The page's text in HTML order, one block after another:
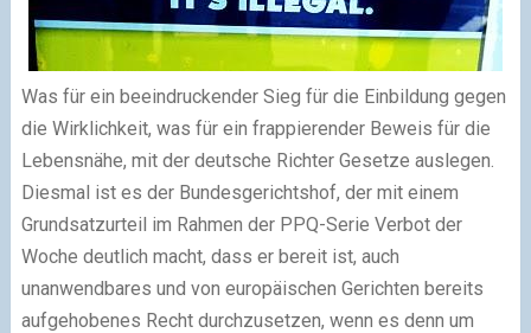
Was für ein beeindruckender Sieg für die Einbildung gegen
die Wirklichkeit, was für ein frappierender Beweis für die
Lebensnähe, mit der deutsche Richter Gesetze auslegen.
Diesmal ist es der Bundesgerichtshof, der mit einem
Grundsatzurteil im Rahmen der PPQ-Serie Verbot der
Woche deutlich macht, dass er bereit ist, auch
unanwendbares und von europäischen Gerichten bereits
aufgehobenes Recht durchzusetzen, wenn es denn um